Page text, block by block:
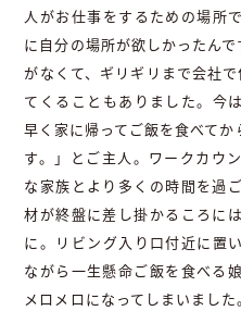
人がお仕事をするための場所
に自分の場所が欲しかったん
がなくて、ギリギリまで会社
てくることもありました。今
早く家に帰ってご飯を食べて
す。」とご主人。ワークカウ
な家族とより多くの時間を過
材が終盤に差し掛かるころに
に。リビング入り口付近に置
ながら一生懸命ご飯を食べる
メロメロになってしまいまし